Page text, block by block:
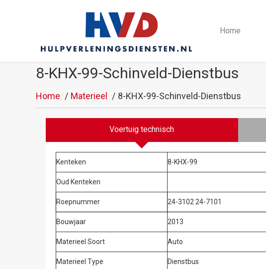
Home
8-KHX-99-Schinveld-Dienstbus
Home Materieel 8-KHX-99-Schinveld-Dienstbus
Voertuig technisch
Kenteken 8-KHX-99
Oud Kenteken
Roepnummer 24-3102 24-7101
Bouwjaar 2013
Materieel Soort Auto
Materieel Type Dienstbus